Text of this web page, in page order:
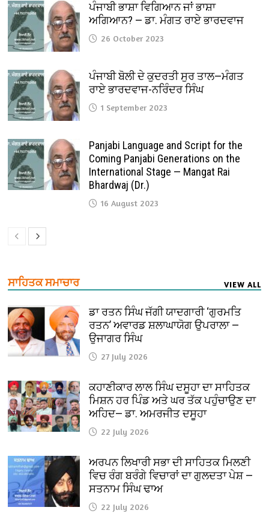
ਪੰਜਾਬੀ ਭਾਸ਼ਾ ਵਿਗਿਆਨ ਜਾਂ ਭਾਸ਼ਾ
ਅਗਿਆਨ? — ਡਾ. ਮੰਗਤ ਰਾਏ ਭਾਰਦਵਾਜ
26 October 2023
ਪੰਜਾਬੀ ਬੋਲੀ ਦੇ ਕੁਦਰਤੀ ਸੁਰ ਤਾਲ—ਮੰਗਤ
ਰਾਏ ਭਾਰਦਵਾਜ-ਨਰਿੰਦਰ ਸਿੰਘ
1 September 2023
Panjabi Language and Script for the
Coming Panjabi Generations on the
International Stage — Mangat Rai
Bhardwaj (Dr.)
16 August 2023
ਸਾਹਿਤਕ ਸਮਾਚਾਰ VIEW ALL
ਡਾ ਰਤਨ ਸਿੰਘ ਜੱਗੀ ਯਾਦਗਾਰੀ ‘ਗੁਰਮਤਿ
ਰਤਨ’ ਅਵਾਰਡ ਸ਼ਲਾਘਾਯੋਗ ਉਪਰਾਲਾ —
ਉਜਾਗਰ ਸਿੰਘ
27 July 2026
ਕਹਾਣੀਕਾਰ ਲਾਲ ਸਿੰਘ ਦਸੂਹਾ ਦਾ ਸਾਹਿਤਕ
ਮਿਸ਼ਨ ਹਰ ਪਿੰਡ ਅਤੇ ਘਰ ਤੱਕ ਪਹੁੰਚਾਉਣ ਦਾ
ਅਹਿਦ— ਡਾ. ਅਮਰਜੀਤ ਦਸੂਹਾ
22 July 2026
ਅਰਪਨ ਲਿਖਾਰੀ ਸਭਾ ਦੀ ਸਾਹਿਤਕ ਮਿਲਣੀ
ਵਿਚ ਰੰਗ ਬਰੰਗੇ ਵਿਚਾਰਾਂ ਦਾ ਗੁਲਦਤਾ ਪੇਸ਼ —
ਸਤਨਾਮ ਸਿੰਘ ਢਾਅ
22 July 2026